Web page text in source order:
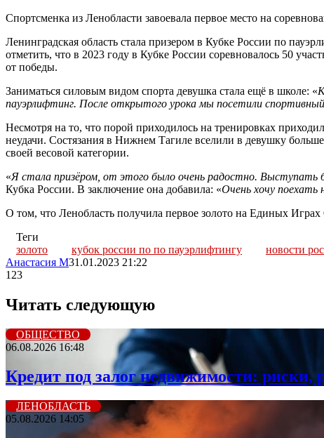
Спортсменка из Ленобласти завоевала первое место на
Ленинградская область стала призером в Кубке России по
отметить, что в 2023 году в Кубке России соревновалось 50
от победы.
Заниматься силовым видом спорта девушка стала ещё в школе: «
пауэрлифтинг. После открытого урока мы посетили
Несмотря на то, что порой приходилось на тренировках
неудачи. Состязания в Нижнем Тагиле вселили в девушку
своей весовой категории.
«Я стала призёром, от этого было очень радостно. Выступать
Кубка России. В заключение она добавила: «Очень хочу поехать
О том, что Ленобласть получила первое золото на Единых
Теги
золото
кубок россии по по пауэрлифтингу новости
Анастасия М31.01.2023 21:22
123
Читать следующую
ОБЩЕСТВО
06.08.2026 16:48
Кредит под залог недвижимости: риски,
ЛЕНОБЛАСТЬ
05.08.2026 14:05